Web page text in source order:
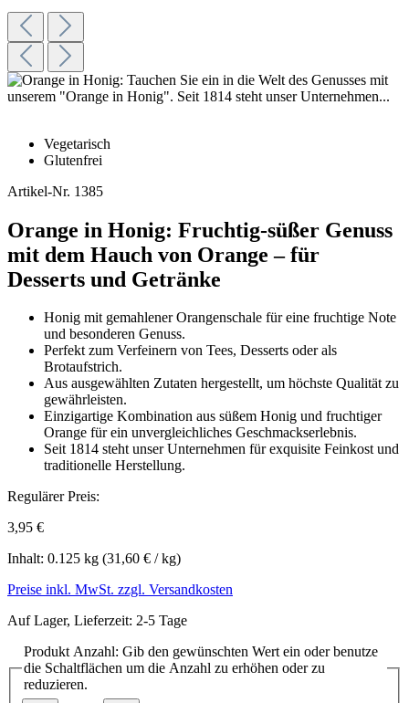
Vegetarisch
Glutenfrei
Artikel-Nr. 1385
Orange in Honig: Fruchtig-süßer Genuss
mit dem Hauch von Orange – für
Desserts und Getränke
Honig mit gemahlener Orangenschale für eine fruchtige Note
und besonderen Genuss.
Perfekt zum Verfeinern von Tees, Desserts oder als
Brotaufstrich.
Aus ausgewählten Zutaten hergestellt, um höchste Qualität zu
gewährleisten.
Einzigartige Kombination aus süßem Honig und fruchtiger
Orange für ein unvergleichliches Geschmackserlebnis.
Seit 1814 steht unser Unternehmen für exquisite Feinkost und
traditionelle Herstellung.
Regulärer Preis:
3,95 €
Inhalt: 0.125 kg (31,60 € / kg)
Preise inkl. MwSt. zzgl. Versandkosten
Auf Lager, Lieferzeit: 2-5 Tage
Produkt Anzahl: Gib den gewünschten Wert ein oder benutze
die Schaltflächen um die Anzahl zu erhöhen oder zu
reduzieren.